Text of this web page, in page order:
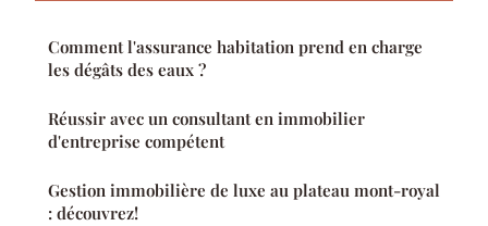
Comment l'assurance habitation prend en charge
les dégâts des eaux ?
Réussir avec un consultant en immobilier
d'entreprise compétent
Gestion immobilière de luxe au plateau mont-royal
: découvrez!